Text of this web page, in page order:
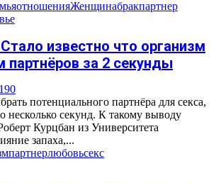
отношенияЖенщинабракпартнер
известно что организм
партнёров за 2 секунды
0
потенциального партнёра для секса,
несколько секунд. К такому выводу
Курцбан из Университета
запаха,...
партнерлюбовьсекс